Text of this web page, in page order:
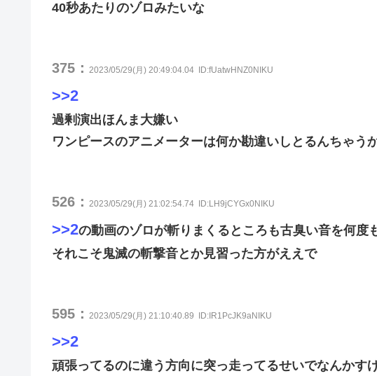
40秒あたりのゾロみたいな
375： 2023/05/29(月) 20:49:04.04 ID:fUatwHNZ0NIKU
>>2
過剰演出ほんま大嫌い
ワンピースのアニメーターは何か勘違いしとるんちゃう
526： 2023/05/29(月) 21:02:54.74 ID:LH9jCYGx0NIKU
>>2の動画のゾロが斬りまくるところも古臭い音を何度
それこそ鬼滅の斬撃音とか見習った方がええで
595： 2023/05/29(月) 21:10:40.89 ID:IR1PcJK9aNIKU
>>2
頑張ってるのに違う方向に突っ走ってるせいでなんかす